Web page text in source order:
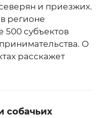
и приезжих.
регионе
500 субъектов
О
расскажет
собачьих